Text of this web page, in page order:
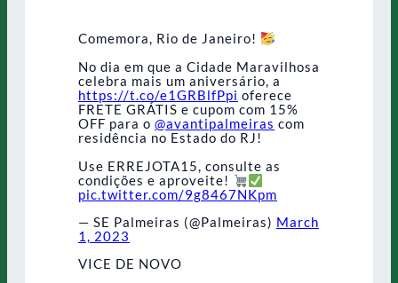
Comemora, Rio de Janeiro!
No dia em que a Cidade Maravilhosa
celebra mais um aniversário, a
https://t.co/e1GRBlfPpi oferece
FRETE GRÁTIS e cupom com 15%
OFF para o @avantipalmeiras com
residência no Estado do RJ!
Use ERREJOTA15, consulte as
condições e aproveite!
pic.twitter.com/9g8467NKpm
— SE Palmeiras (@Palmeiras) March
1, 2023
VICE DE NOVO